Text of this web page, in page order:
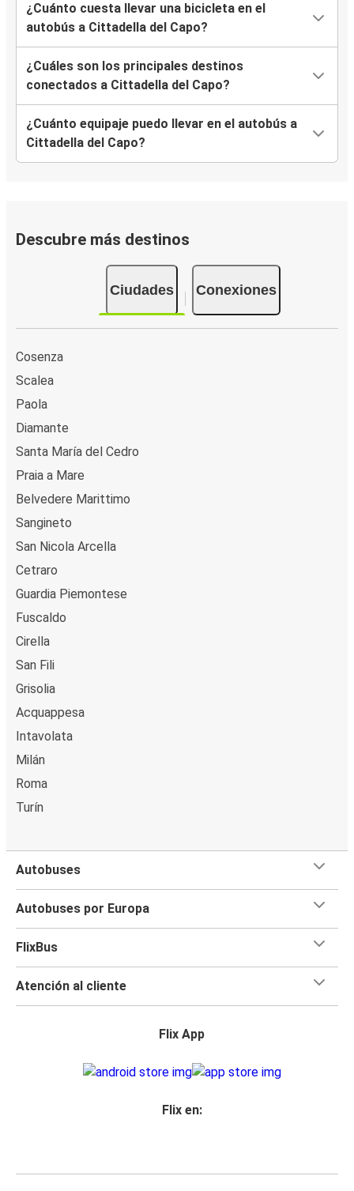
¿Cuánto cuesta llevar una bicicleta en el
autobús a Cittadella del Capo?
¿Cuáles son los principales destinos
conectados a Cittadella del Capo?
¿Cuánto equipaje puedo llevar en el autobús a
Cittadella del Capo?
Descubre más destinos
Ciudades Conexiones
Cosenza
Scalea
Paola
Diamante
Santa María del Cedro
Praia a Mare
Belvedere Marittimo
Sangineto
San Nicola Arcella
Cetraro
Guardia Piemontese
Fuscaldo
Cirella
San Fili
Grisolia
Acquappesa
Intavolata
Milán
Roma
Turín
Autobuses
Autobuses por Europa
FlixBus
Atención al cliente
Flix App
Flix en: